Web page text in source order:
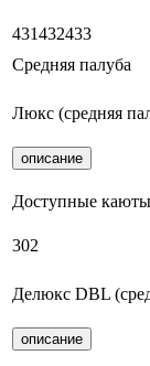
431432433
Средняя палуба
Люкс (средняя
описание
Доступные
302
Делюкс DBL
описание